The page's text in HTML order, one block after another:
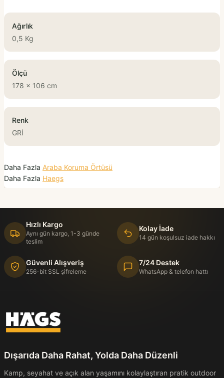
Ağırlık
0,5 Kg
Ölçü
178 x 106 cm
Renk
GRİ
Daha Fazla Araba Koruma Örtüsü
Daha Fazla Haegs
Hızlı Kargo
Aynı gün kargo, 1-3 günde
teslim
Kolay İade
14 gün koşulsuz iade hakkı
Güvenli Alışveriş
256-bit SSL şifreleme
7/24 Destek
WhatsApp & telefon hattı
Dışarıda Daha Rahat, Yolda Daha Düzenli
Kamp, seyahat ve açık alan yaşamını kolaylaştıran pratik outdoor